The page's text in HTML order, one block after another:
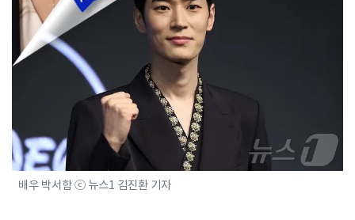
배우 박서함 ⓒ 뉴스1 김진환 기자